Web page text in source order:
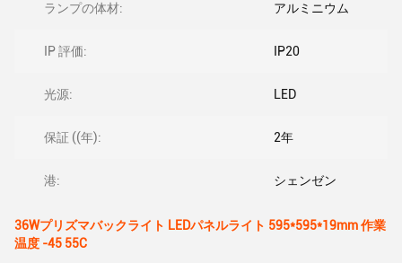
ランプの体材: アルミニウム
IP 評価: IP20
光源: LED
保証 ((年): 2年
港: シェンゼン
36Wプリズマバックライト LEDパネルライト 595*595*19mm 作業
温度 -45 55C